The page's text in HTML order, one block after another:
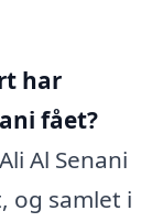
har
fået?
Al Senani
og samlet i